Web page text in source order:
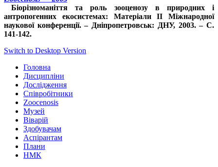
Біорізноманіття та роль зооценозу в природних і
антропогенних екосистемах: Матеріали ІІ Міжнародної
наукової конференції. – Дніпропетровськ: ДНУ, 2003. – С.
141-142.
Switch to Desktop Version
Головна
Дисципліни
Дослідження
Співробітники
Zoocenosis
Музей
Віварій
Здобувачам
Аспірантам
Плани
НМК